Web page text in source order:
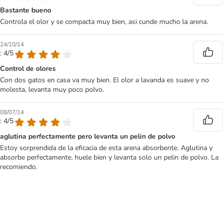
Bastante bueno
Controla el olor y se compacta muy bien, asi cunde mucho la arena.
24/10/14
: 4/5
Control de olores
Con dos gatos en casa va muy bien. El olor a lavanda es suave y no
molesta, levanta muy poco polvo.
08/07/14
: 4/5
aglutina perfectamente pero levanta un pelin de polvo
Estoy sorprendida de la eficacia de esta arena absorbente. Aglutina y
absorbe perfectamente, huele bien y levanta solo un pelin de polvo. La
recomiendo.